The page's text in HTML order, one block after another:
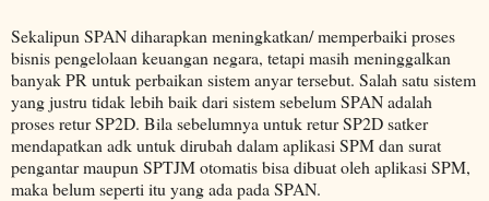
Sekalipun SPAN diharapkan meningkatkan/ memperbaiki proses
bisnis pengelolaan keuangan negara, tetapi masih meninggalkan
banyak PR untuk perbaikan sistem anyar tersebut. Salah satu sistem
yang justru tidak lebih baik dari sistem sebelum SPAN adalah
proses retur SP2D. Bila sebelumnya untuk retur SP2D satker
mendapatkan adk untuk dirubah dalam aplikasi SPM dan surat
pengantar maupun SPTJM otomatis bisa dibuat oleh aplikasi SPM,
maka belum seperti itu yang ada pada SPAN.